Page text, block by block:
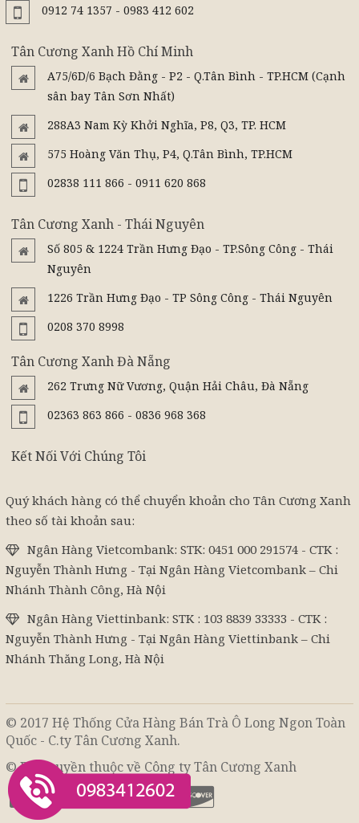
0912 74 1357 - 0983 412 602
Tân Cương Xanh Hồ Chí Minh
A75/6D/6 Bạch Đằng - P2 - Q.Tân Bình - TP.HCM (Cạnh
sân bay Tân Sơn Nhất)
288A3 Nam Kỳ Khởi Nghĩa, P8, Q3, TP. HCM
575 Hoàng Văn Thụ, P4, Q.Tân Bình, TP.HCM
02838 111 866 - 0911 620 868
Tân Cương Xanh - Thái Nguyên
Số 805 & 1224 Trần Hưng Đạo - TP.Sông Công - Thái
Nguyên
1226 Trần Hưng Đạo - TP Sông Công - Thái Nguyên
0208 370 8998
Tân Cương Xanh Đà Nẵng
262 Trưng Nữ Vương, Quận Hải Châu, Đà Nẵng
02363 863 866 - 0836 968 368
Kết Nối Với Chúng Tôi
Quý khách hàng có thể chuyển khoản cho Tân Cương Xanh
theo số tài khoản sau:
Ngân Hàng Vietcombank: STK: 0451 000 291574 - CTK :
Nguyễn Thành Hưng - Tại Ngân Hàng Vietcombank – Chi
Nhánh Thành Công, Hà Nội
Ngân Hàng Viettinbank: STK : 103 8839 33333 - CTK :
Nguyễn Thành Hưng - Tại Ngân Hàng Viettinbank – Chi
Nhánh Thăng Long, Hà Nội
© 2017 Hệ Thống Cửa Hàng Bán Trà Ô Long Ngon Toàn
Quốc - C.ty Tân Cương Xanh.
© Bản quyền thuộc về Công ty Tân Cương Xanh